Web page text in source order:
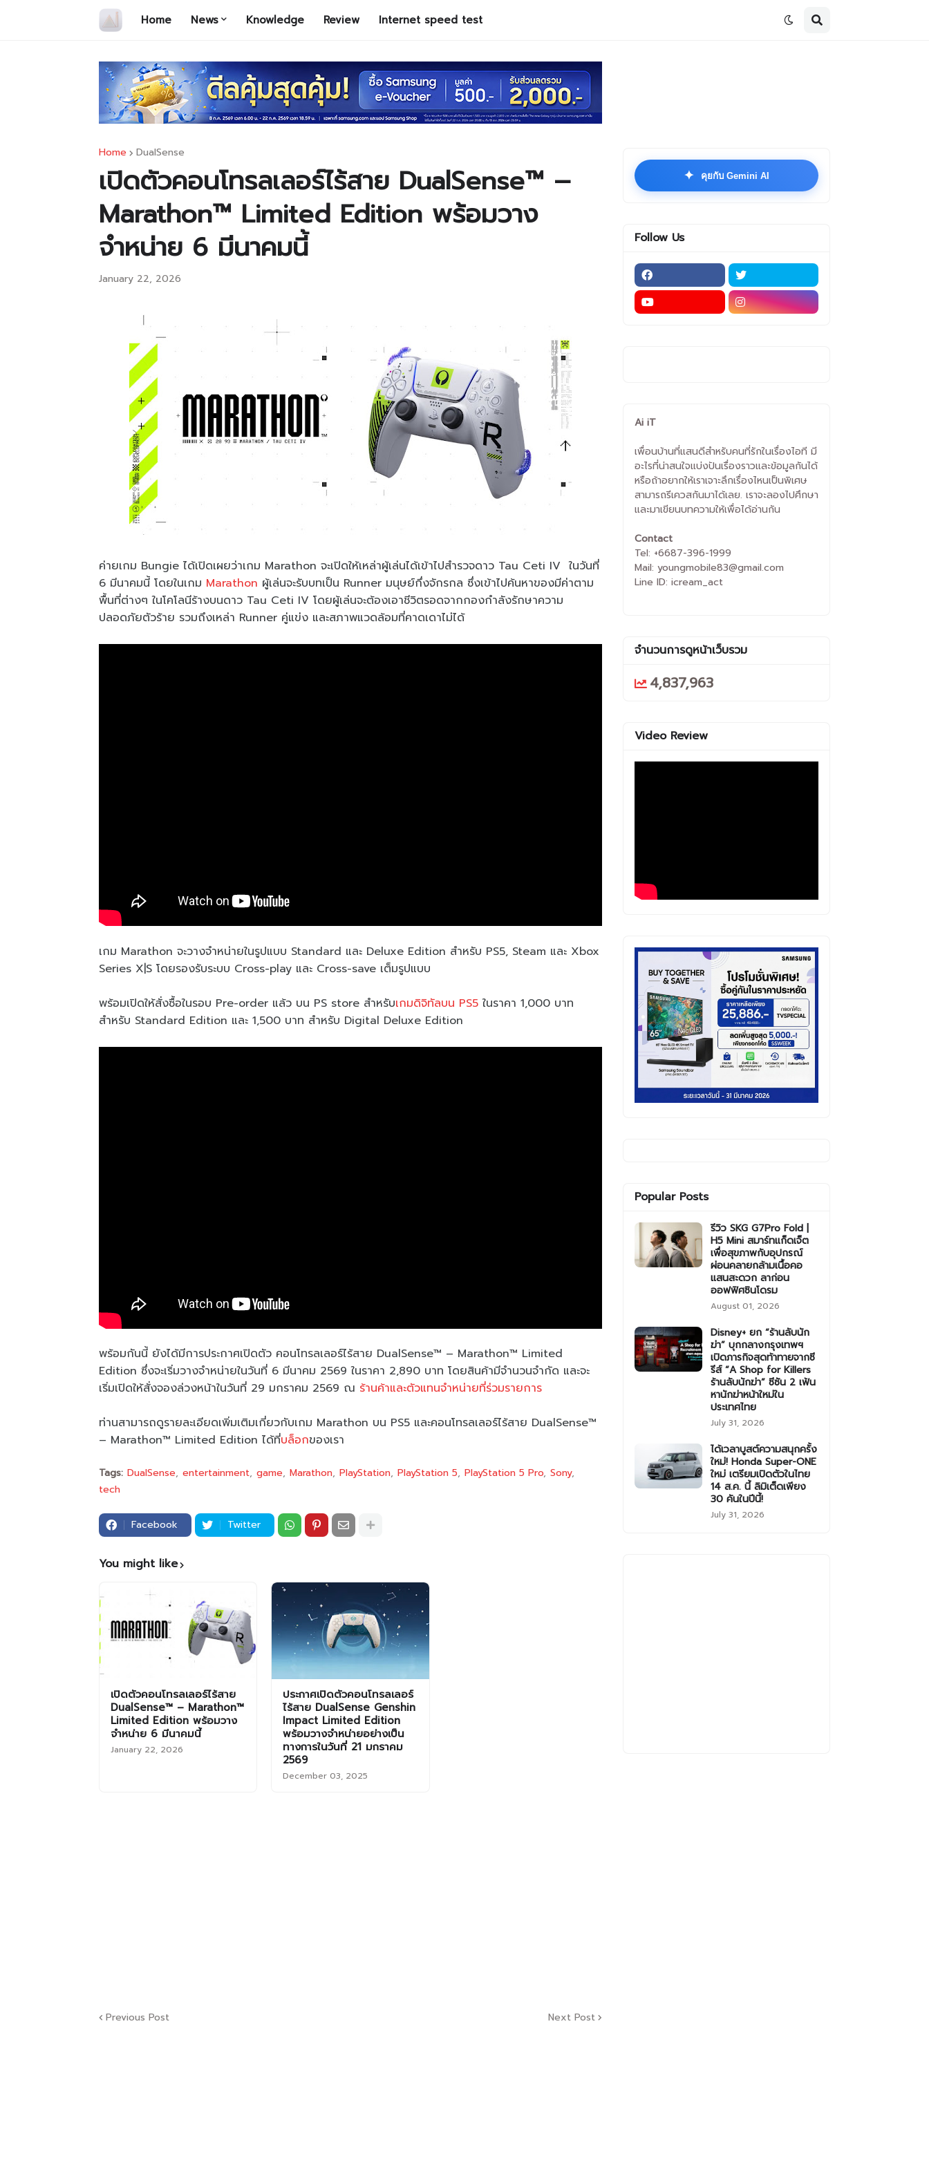
Home News Knowledge Review Internet speed test
Home DualSense
เปิดตัวคอนโทรลเลอร์ไร้สาย DualSense™ –
Marathon™ Limited Edition พร้อมวาง
จำหน่าย 6 มีนาคมนี้
January 22, 2026
ค่ายเกม Bungie ได้เปิดเผยว่าเกม Marathon จะเปิดให้เหล่าผู้เล่นได้เข้าไปสำรวจดาว Tau Ceti IV ในวันที่
6 มีนาคมนี้ โดยในเกม Marathon ผู้เล่นจะรับบทเป็น Runner มนุษย์กึ่งจักรกล ซึ่งเข้าไปค้นหาของมีค่าตาม
พื้นที่ต่างๆ ในโคโลนีร้างบนดาว Tau Ceti IV โดยผู้เล่นจะต้องเอาชีวิตรอดจากกองกำลังรักษาความ
ปลอดภัยตัวร้าย รวมถึงเหล่า Runner คู่แข่ง และสภาพแวดล้อมที่คาดเดาไม่ได้
เกม Marathon จะวางจำหน่ายในรูปแบบ Standard และ Deluxe Edition สำหรับ PS5, Steam และ Xbox
Series X|S โดยรองรับระบบ Cross-play และ Cross-save เต็มรูปแบบ
พร้อมเปิดให้สั่งซื้อในรอบ Pre-order แล้ว บน PS store สำหรับเกมดิจิทัลบน PS5 ในราคา 1,000 บาท
สำหรับ Standard Edition และ 1,500 บาท สำหรับ Digital Deluxe Edition
พร้อมกันนี้ ยังได้มีการประกาศเปิดตัว คอนโทรลเลอร์ไร้สาย DualSense™ – Marathon™ Limited
Edition ซึ่งจะเริ่มวางจำหน่ายในวันที่ 6 มีนาคม 2569 ในราคา 2,890 บาท โดยสินค้ามีจำนวนจำกัด และจะ
เริ่มเปิดให้สั่งจองล่วงหน้าในวันที่ 29 มกราคม 2569 ณ ร้านค้าและตัวแทนจำหน่ายที่ร่วมรายการ
ท่านสามารถดูรายละเอียดเพิ่มเติมเกี่ยวกับเกม Marathon บน PS5 และคอนโทรลเลอร์ไร้สาย DualSense™
– Marathon™ Limited Edition ได้ที่บล็อกของเรา
Tags: DualSense entertainment game Marathon PlayStation PlayStation 5 PlayStation 5 Pro Sony
tech
Facebook Twitter
You might like
เปิดตัวคอนโทรลเลอร์ไร้สาย
DualSense™ – Marathon™
Limited Edition พร้อมวาง
จำหน่าย 6 มีนาคมนี้
January 22, 2026
ประกาศเปิดตัวคอนโทรลเลอร์
ไร้สาย DualSense Genshin
Impact Limited Edition
พร้อมวางจำหน่ายอย่างเป็น
ทางการในวันที่ 21 มกราคม
2569
December 03, 2025
Previous Post Next Post
✦ คุยกับ Gemini AI
Follow Us
Ai iT
เพื่อนบ้านที่แสนดีสำหรับคนที่รักในเรื่องไอที มี
อะไรที่น่าสนใจแบ่งปันเรื่องราวและข้อมูลกันได้
หรือถ้าอยากให้เราเจาะลึกเรื่องไหนเป็นพิเศษ
สามารถรีเควสกันมาได้เลย. เราจะลองไปศึกษา
และมาเขียนบทความให้เพื่อได้อ่านกัน
Contact
Tel: +6687-396-1999
Mail: youngmobile83@gmail.com
Line ID: icream_act
จำนวนการดูหน้าเว็บรวม
4,837,963
Video Review
Popular Posts
รีวิว SKG G7Pro Fold |
H5 Mini สมาร์ทแก็ดเจ็ต
เพื่อสุขภาพกับอุปกรณ์
ผ่อนคลายกล้ามเนื้อคอ
แสนสะดวก ลาก่อน
ออฟฟิศซินโดรม
August 01, 2026
Disney+ ยก “ร้านลับนัก
ฆ่า” บุกกลางกรุงเทพฯ
เปิดภารกิจสุดท้าทายจากซี
รีส์ “A Shop for Killers
ร้านลับนักฆ่า” ซีซัน 2 เฟ้น
หานักฆ่าหน้าใหม่ใน
ประเทศไทย
July 31, 2026
ได้เวลาบูสต์ความสนุกครั้ง
ใหม่! Honda Super-ONE
ใหม่ เตรียมเปิดตัวในไทย
14 ส.ค. นี้ ลิมิเต็ดเพียง
30 คันในปีนี้!
July 31, 2026